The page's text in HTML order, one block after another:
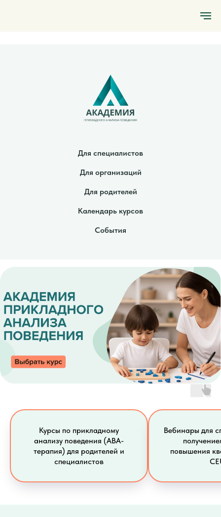
Для специалистов
Для организаций
Для родителей
Календарь курсов
События
Курсы по прикладному
анализу поведения (ABA-
терапия) для родителей и
специалистов
Вебинары для
повышения